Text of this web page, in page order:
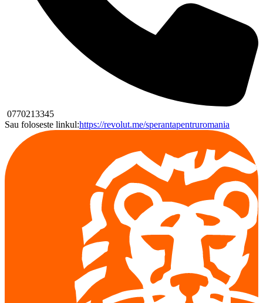
0770213345
Sau foloseste linkul:https://revolut.me/sperantapentruromania